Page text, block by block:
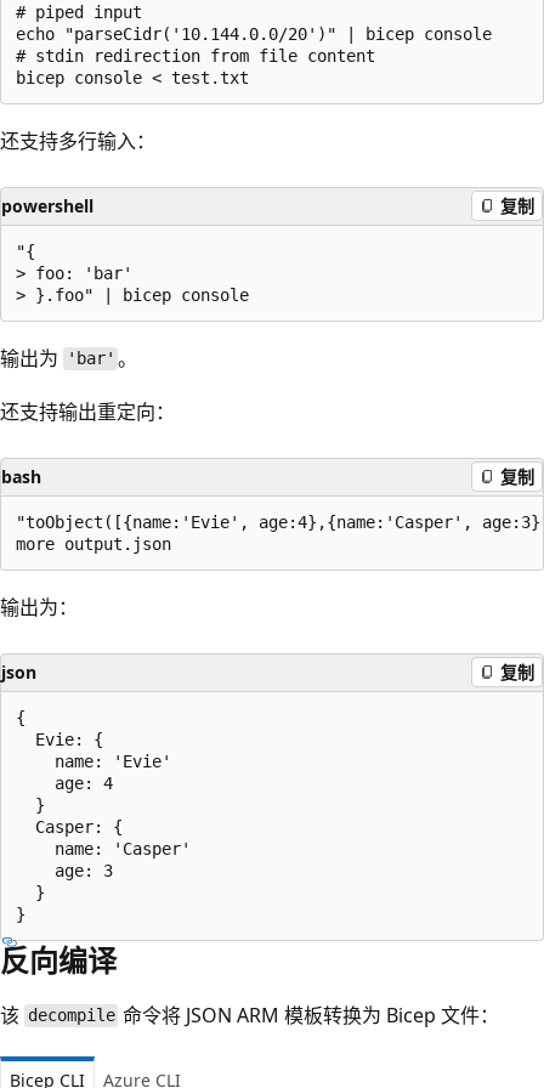
# piped input
echo "parseCidr('10.144.0.0/20')" | bicep console
# stdin redirection from file content
还支持多行输入：
powershell 复制
"{
> foo: 'bar'
输出为 'bar' 。
还支持输出重定向：
bash 复制
"toObject([{name:'Evie', age:4},{name:'Casper',
输出为：
json 复制
{
  Evie: {
    name: 'Evie'
    age: 4
  }
  Casper: {
    name: 'Casper'
    age: 3
  }
反向编译
该 decompile 命令将 JSON ARM 模板转换为 Bicep 文件：
Bicep CLI Azure CLI